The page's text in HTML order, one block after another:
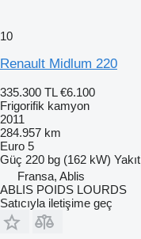
10
Renault Midlum 220
335.300 TL €6.100
Frigorifik kamyon
2011
284.957 km
Euro 5
Güç 220 bg (162 kW) Yakıt
Fransa, Ablis
ABLIS POIDS LOURDS
Satıcıyla iletişime geç